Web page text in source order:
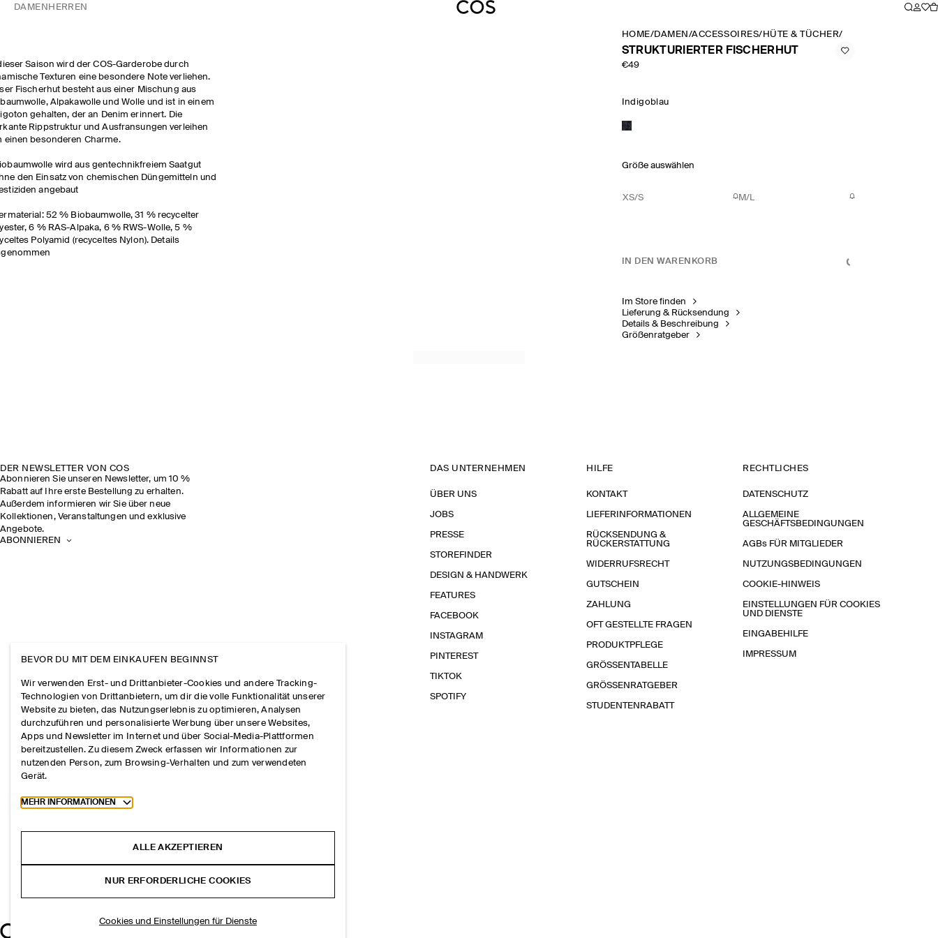
DAMEN HERREN
Saison wird der COS-Garderobe durch
Texturen eine besondere Note verliehen.
Fischerhut besteht aus einer Mischung aus
Alpakawolle und Wolle und ist in einem
gehalten, der an Denim erinnert. Die
Rippstruktur und Ausfransungen verleihen
einen besonderen Charme.
wird aus gentechnikfreiem Saatgut
den Einsatz von chemischen Düngemitteln und
angebaut
52 % Biobaumwolle, 31 % recycelter
6 % RAS-Alpaka, 6 % RWS-Wolle, 5 %
Polyamid (recyceltes Nylon). Details
HOME/DAMEN /ACCESSOIRES/ HÜTE & TÜCHER/
STRUKTURIERTER FISCHERHUT
€49
Indigoblau
Größe auswählen
XS/S M/L
IN DEN WARENKORB
Im Store finden
Lieferung & Rücksendung
Details & Beschreibung
Größenratgeber
DER NEWSLETTER VON COS
Abonnieren Sie unseren Newsletter, um 10 %
Rabatt auf Ihre erste Bestellung zu erhalten.
Außerdem informieren wir Sie über neue
Kollektionen, Veranstaltungen und exklusive
Angebote.
ABONNIEREN
DAS UNTERNEHMEN
ÜBER UNS
JOBS
PRESSE
STOREFINDER
DESIGN & HANDWERK
FEATURES
FACEBOOK
INSTAGRAM
PINTEREST
TIKTOK
SPOTIFY
HILFE
KONTAKT
LIEFERINFORMATIONEN
RÜCKSENDUNG &
RÜCKERSTATTUNG
WIDERRUFSRECHT
GUTSCHEIN
ZAHLUNG
OFT GESTELLTE FRAGEN
PRODUKTPFLEGE
GRÖSSENTABELLE
GRÖSSENRATGEBER
STUDENTENRABATT
RECHTLICHES
DATENSCHUTZ
ALLGEMEINE
GESCHÄFTSBEDINGUNGEN
AGBs FÜR MITGLIEDER
NUTZUNGSBEDINGUNGEN
COOKIE-HINWEIS
EINSTELLUNGEN FÜR COOKIES
UND DIENSTE
EINGABEHILFE
IMPRESSUM
BEVOR DU MIT DEM EINKAUFEN BEGINNST
Wir verwenden Erst- und Drittanbieter-Cookies und andere Tracking-
Technologien von Drittanbietern, um dir die volle Funktionalität unserer
Website zu bieten, das Nutzungserlebnis zu optimieren, Analysen
durchzuführen und personalisierte Werbung über unsere Websites,
Apps und Newsletter im Internet und über Social-Media-Plattformen
bereitzustellen. Zu diesem Zweck erfassen wir Informationen zur
nutzenden Person, zum Browsing-Verhalten und zum verwendeten
Gerät.
Toggle more cookie information
MEHR INFORMATIONEN
ALLE AKZEPTIEREN
NUR ERFORDERLICHE COOKIES
Cookies und Einstellungen für Dienste